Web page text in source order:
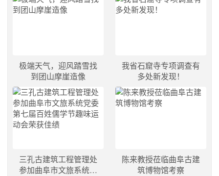
极端天气，迎风踏雪找
到团山摩崖造像
我省石窟寺专项调查有
多处新发现！
三孔古建筑工程管理处
参加曲阜市文旅系统党
陈来教授莅临曲阜古建
筑博物馆考察